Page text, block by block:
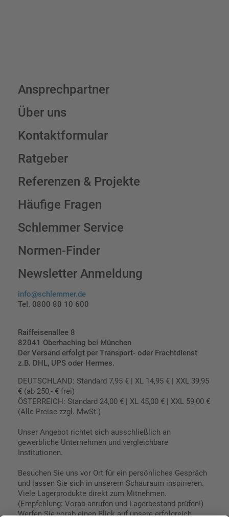
Ansprechpartner
Über uns
Kontaktformular
Ratgeber
Referenzen & Projekte
Häufige Fragen
Schlemmer Service
Normen-Finder
Newsletter Anmeldung
info@schlemmer.de
Tel. 0800 80 10 600
Raiffeisenallee 8
82041 Oberhaching bei München
Der Versand erfolgt per Transport- oder Frachtdienst
z.B. DHL, UPS oder Hermes.
DEUTSCHLAND: Standard 7,95 € | XL 14,95 € | XXL 39,95
€ (ab 250,- € frei)
ÖSTERREICH: Standard 24,00 € | XL 45,00 € | XXL 59,00 €
(Alle Preise zzgl. MwSt.)
Unser Angebot richtet sich ausschließlich an
gewerbliche Unternehmen und vergleichbare
Institutionen.
Besuchen Sie uns vor Ort für ein persönliches Gespräch
und lassen Sie sich in unserem Schauraum inspirieren.
Viele Lagerprodukte direkt zum Mitnehmen.
(Empfehlung: Vorab anrufen und Lagerbestand prüfen!)
Werfen Sie vorab einen Blick auf unsere erfolgreich